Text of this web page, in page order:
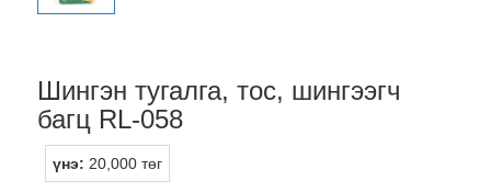
Шингэн тугалга, тос, шингээгч
багц RL-058
үнэ: 20,000 төг